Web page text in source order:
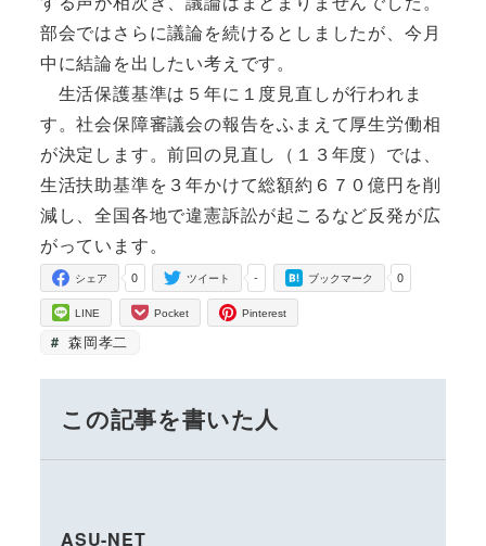
部会ではさらに議論を続けるとしましたが、今月
中に結論を出したい考えです。
生活保護基準は５年に１度見直しが行われま
す。社会保障審議会の報告をふまえて厚生労働相
が決定します。前回の見直し（１３年度）では、
生活扶助基準を３年かけて総額約６７０億円を削
減し、全国各地で違憲訴訟が起こるなど反発が広
がっています。
0
シェア -
ツイート 0
ブックマーク
LINE Pocket Pinterest
森岡孝二
この記事を書いた人
ASU-NET